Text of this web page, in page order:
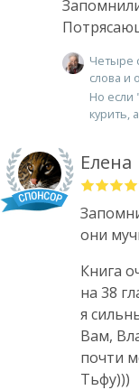
Четыре
слова и
Но если
курить,
Елена
они
Книга
на 38
я
Вам,
почти
Тьфу)))